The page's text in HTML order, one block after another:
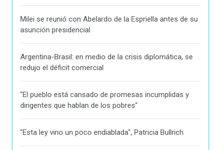
Milei se reunió con Abelardo de la Espriella antes de su
asunción presidencial
Argentina-Brasil: en medio de la crisis diplomática, se
redujo el déficit comercial
"El pueblo está cansado de promesas incumplidas y
dirigentes que hablan de los pobres"
"Esta ley vino un poco endiablada", Patricia Bullrich